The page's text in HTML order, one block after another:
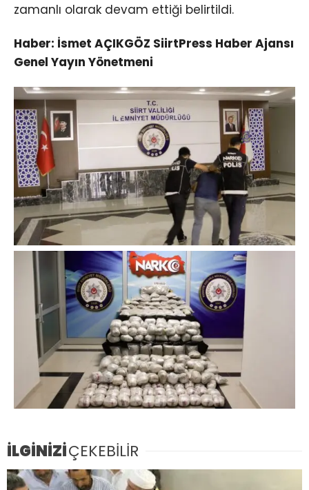
zamanlı olarak devam ettiği belirtildi.
Haber: İsmet AÇIKGÖZ SiirtPress Haber Ajansı
Genel Yayın Yönetmeni
İLGİNİZİÇEKEBİLİR